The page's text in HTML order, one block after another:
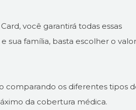
você garantirá todas essas
sua família, basta escolher o valor
comparando os diferentes tipos
da cobertura médica.